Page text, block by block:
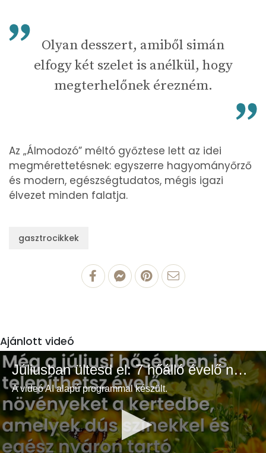
Olyan desszert, amiből simán
elfogy két szelet is anélkül, hogy
megterhelőnek érezném.
Az „Álmodozó” méltó győztese lett az idei
megmérettetésnek: egyszerre hagyományőrző
és modern, egészségtudatos, mégis igazi
élvezet minden falatja.
gasztrocikkek
Ajánlott videó
Júliusban ültesd el: 7 hőálló évelő növény a színes és buja kertért
A videó AI alapú programmal készült.